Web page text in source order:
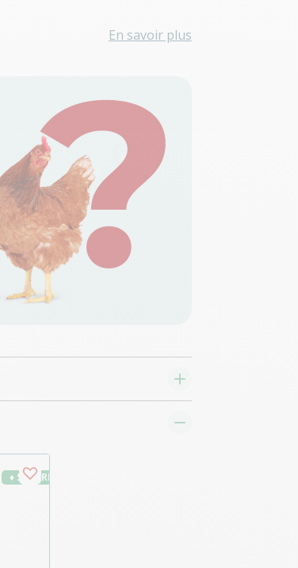
En savoir plus
♦ SECURITE26